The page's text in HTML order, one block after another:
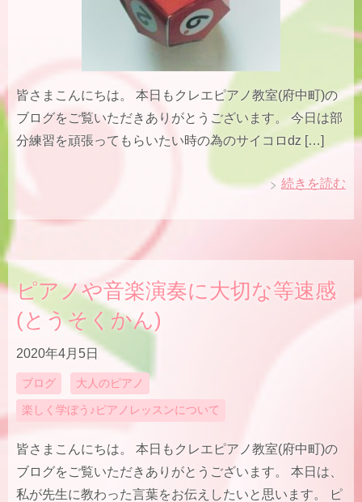
皆さまこんにちは。 本日もクレエピアノ教室(府中町)の
ブログをご覧いただきありがとうございます。 今日は部
分練習を頑張ってもらいたい時の為のサイコロǳ […]
続きを読む
ピアノや音楽演奏に大切な等速感
(とうそくかん)
2020年4月5日
ブログ 大人のピアノ
楽しく学ぼう♪ピアノレッスンについて
皆さまこんにちは。 本日もクレエピアノ教室(府中町)の
ブログをご覧いただきありがとうございます。 本日は、
私が先生に教わった言葉をお伝えしたいと思います。 ピ